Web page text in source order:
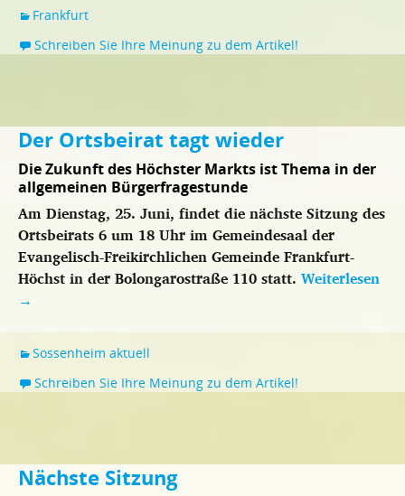
Frankfurt
Schreiben Sie Ihre Meinung zu dem Artikel!
Der Ortsbeirat tagt wieder
Die Zukunft des Höchster Markts ist Thema in der
allgemeinen Bürgerfragestunde
Am Dienstag, 25. Juni, findet die nächste Sitzung des
Ortsbeirats 6 um 18 Uhr im Gemeindesaal der
Evangelisch-Freikirchlichen Gemeinde Frankfurt-
Höchst in der Bolongarostraße 110 statt. Weiterlesen
→
Sossenheim aktuell
Schreiben Sie Ihre Meinung zu dem Artikel!
Nächste Sitzung